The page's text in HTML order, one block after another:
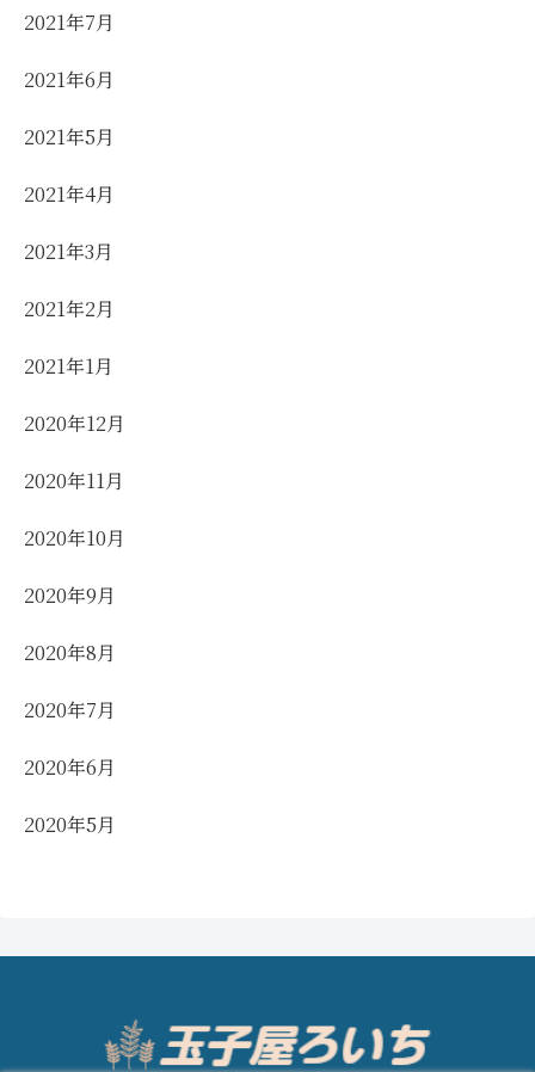
2021年7月
2021年6月
2021年5月
2021年4月
2021年3月
2021年2月
2021年1月
2020年12月
2020年11月
2020年10月
2020年9月
2020年8月
2020年7月
2020年6月
2020年5月